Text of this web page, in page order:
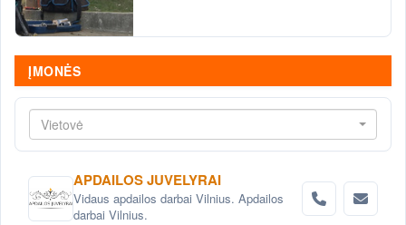
ĮMONĖS
Vietovė
APDAILOS JUVELYRAI
Vidaus apdailos darbai Vilnius. Apdailos
darbai Vilnius.